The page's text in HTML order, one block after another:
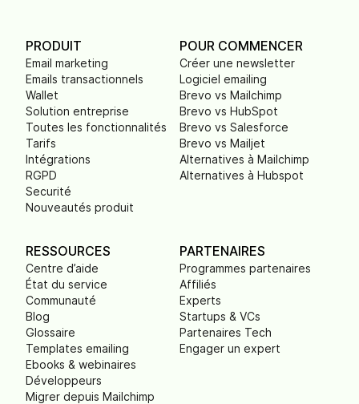
PRODUIT
Email marketing
Emails transactionnels
Wallet
Solution entreprise
Toutes les fonctionnalités
Tarifs
Intégrations
RGPD
Securité
Nouveautés produit
POUR COMMENCER
Créer une newsletter
Logiciel emailing
Brevo vs Mailchimp
Brevo vs HubSpot
Brevo vs Salesforce
Brevo vs Mailjet
Alternatives à Mailchimp
Alternatives à Hubspot
RESSOURCES
Centre d’aide
État du service
Communauté
Blog
Glossaire
Templates emailing
Ebooks & webinaires
Développeurs
Migrer depuis Mailchimp
PARTENAIRES
Programmes partenaires
Affiliés
Experts
Startups & VCs
Partenaires Tech
Engager un expert